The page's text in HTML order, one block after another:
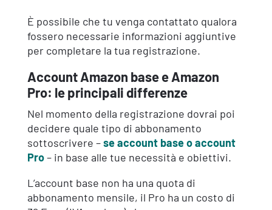
È possibile che tu venga contattato qualora
fossero necessarie informazioni aggiuntive
per completare la tua registrazione.
Account Amazon base e Amazon
Pro: le principali differenze
Nel momento della registrazione dovrai poi
decidere quale tipo di abbonamento
sottoscrivere –se account base o account
Pro– in base alle tue necessità e obiettivi.
L’account base non ha una quota di
abbonamento mensile, il Pro ha un costo di